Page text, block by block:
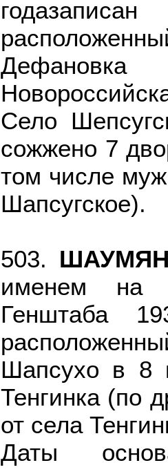
Село
сожжено 7
том числе
Шапсугское).
503.
именем на
Генштаба
Шапсухо в 8
Тенгинка (по
от села
Даты